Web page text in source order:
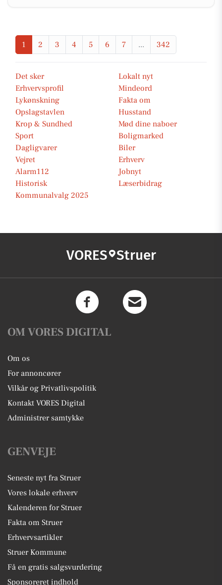
1 2 3 4 5 6 7 ... 342
Det sker
Lokalt nyt
Erhvervsprofil
Mindeord
Lykønskning
Fakta om
Opslagstavlen
Husstand
Krop & Sundhed
Mød dine naboer
Sport
Boligmarked
Dagligvarer
Biler
Vejret
Erhverv
Alarm112
Jobnyt
Historisk
Læserbidrag
Kommunalvalg 2025
VORES Struer
OM VORES DIGITAL
Om os
For annoncører
Vilkår og Privatlivspolitik
Kontakt VORES Digital
Administrer samtykke
GENVEJE
Seneste nyt fra Struer
Vores lokale erhverv
Kalenderen for Struer
Fakta om Struer
Erhvervsartikler
Struer Kommune
Få en gratis salgsvurdering
Sponsoreret indhold